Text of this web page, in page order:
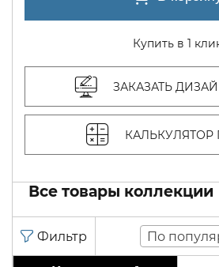
Купить в 1
ЗАКАЗАТЬ
КАЛЬКУЛЯТОР
Все товары коллекции
По